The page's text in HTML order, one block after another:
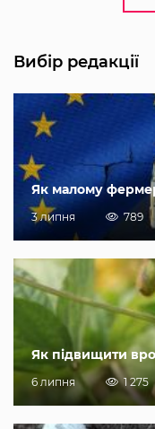
Вибір редакції
Як малому
3 липня 789
Як підвищити
6 липня 1 275